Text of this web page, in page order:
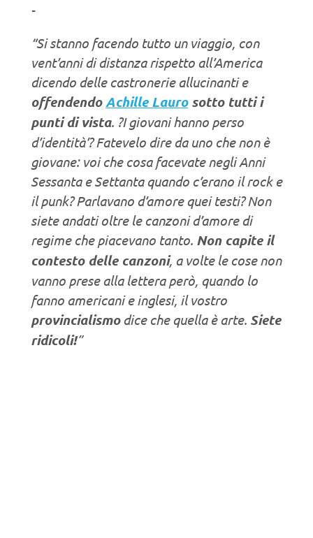
-
“Si stanno facendo tutto un viaggio, con
vent’anni di distanza rispetto all’America
dicendo delle castronerie allucinanti e
offendendo Achille Laurosotto tutti i
punti di vista. ?I giovani hanno perso
d’identità’? Fatevelo dire da uno che non è
giovane: voi che cosa facevate negli Anni
Sessanta e Settanta quando c’erano il rock e
il punk? Parlavano d’amore quei testi? Non
siete andati oltre le canzoni d’amore di
regime che piacevano tanto. Non capite il
contesto delle canzoni, a volte le cose non
vanno prese alla lettera però, quando lo
fanno americani e inglesi, il vostro
provincialismodice che quella è arte. Siete
ridicoli!”